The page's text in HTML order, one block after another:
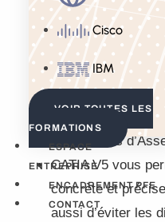
Cisco
IBM
VOIR TOUTES LES
FORMATIONS
ESPACE
ENTREPRISE
ENCADREMENT PFE
CONTACT
[Modélisation de
le logiciel CATIA
Des formations et
#Robot
Des ateliers de
Des ateliers
CATIA V5 vous
concrète et
aussi d’éviter les